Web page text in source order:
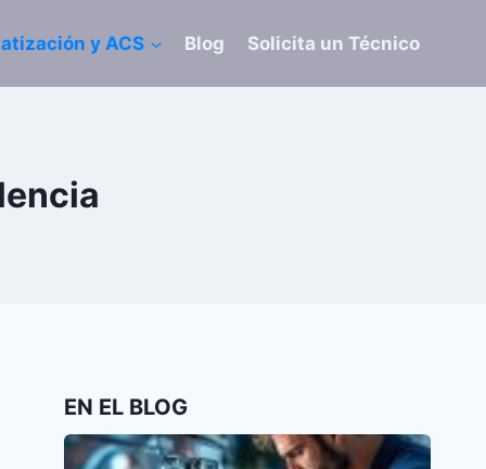
y ACS Blog Solicita un Técnico
EN EL BLOG